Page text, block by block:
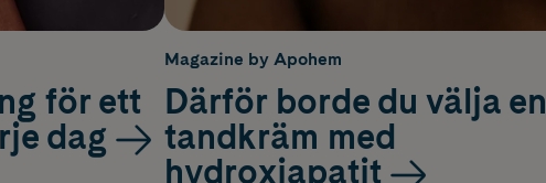
för ett
dag
Magazine by Apohem
Därför borde du välja en
tandkräm med
hydroxiapatit